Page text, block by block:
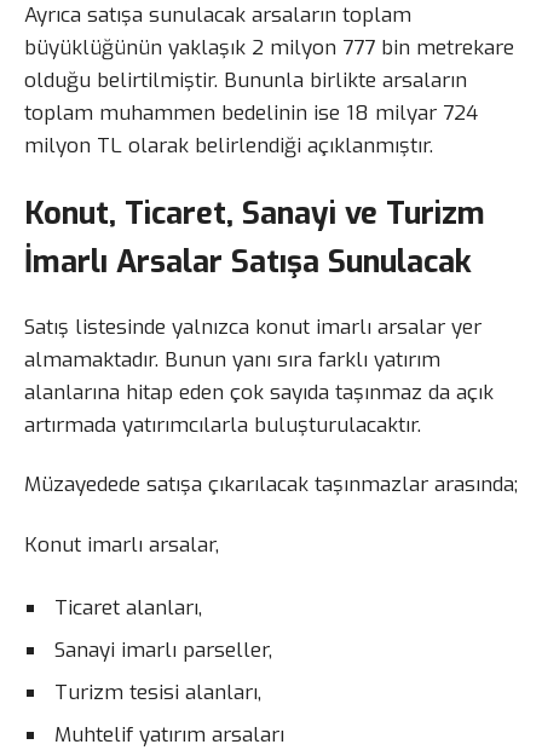
Ayrıca satışa sunulacak arsaların toplam
büyüklüğünün yaklaşık 2 milyon 777 bin metrekare
olduğu belirtilmiştir. Bununla birlikte arsaların
toplam muhammen bedelinin ise 18 milyar 724
milyon TL olarak belirlendiği açıklanmıştır.
Konut, Ticaret, Sanayi ve Turizm
İmarlı Arsalar Satışa Sunulacak
Satış listesinde yalnızca konut imarlı arsalar yer
almamaktadır. Bunun yanı sıra farklı yatırım
alanlarına hitap eden çok sayıda taşınmaz da açık
artırmada yatırımcılarla buluşturulacaktır.
Müzayedede satışa çıkarılacak taşınmazlar arasında;
Konut imarlı arsalar,
Ticaret alanları,
Sanayi imarlı parseller,
Turizm tesisi alanları,
Muhtelif yatırım arsaları